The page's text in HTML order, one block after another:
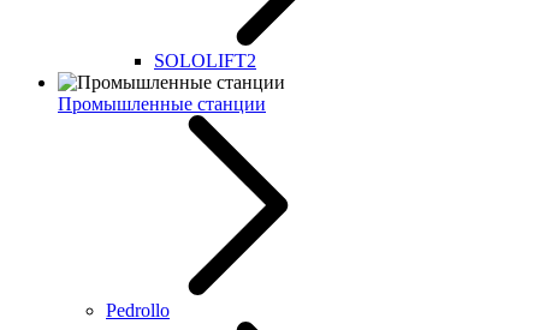
SOLOLIFT2
Промышленные станции
Pedrollo